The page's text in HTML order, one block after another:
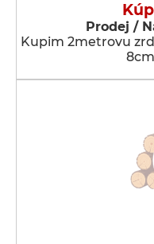
Prodej /
Kupim 2metrovu